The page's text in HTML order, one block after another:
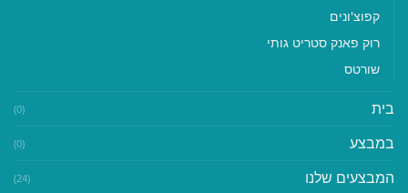
קפוצ'ונים
רוק פאנק סטריט גותי
שורטס
בית (0)
במבצע (0)
המבצעים שלנו (24)